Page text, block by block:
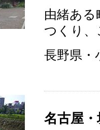
由緒あ
つくり
長野県・
名古屋